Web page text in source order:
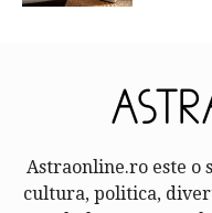
Astraonline.ro este o
cultura, politica,